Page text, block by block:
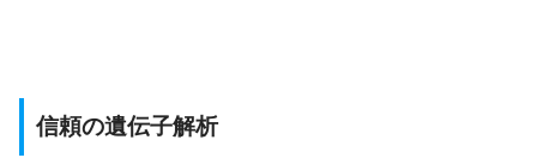
信頼の遺伝子解析